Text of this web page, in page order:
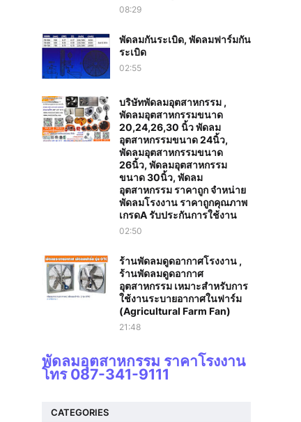
08:29
พัดลมกันระเบิด, พัดลมฟาร์มกัน
ระเบิด
02:55
บริษัทพัดลมอุตสาหกรรม ,
พัดลมอุตสาหกรรมขนาด
20,24,26,30 นิ้ว พัดลม
อุตสาหกรรมขนาด 24นิ้ว,
พัดลมอุตสาหกรรมขนาด
26นิ้ว, พัดลมอุตสาหกรรม
ขนาด 30นิ้ว, พัดลม
อุตสาหกรรม ราคาถูก จำหน่าย
พัดลมโรงงาน ราคาถูกคุณภาพ
เกรดA รับประกันการใช้งาน‎
02:50
ร้านพัดลมดูดอากาศโรงงาน ,
ร้านพัดลมดูดอากาศ
อุตสาหกรรม เหมาะสำหรับการ
ใช้งานระบายอากาศในฟาร์ม
(Agricultural Farm Fan)
21:48
พัดลมอุตสาหกรรม ราคาโรงงาน
โทร 087-341-9111
CATEGORIES